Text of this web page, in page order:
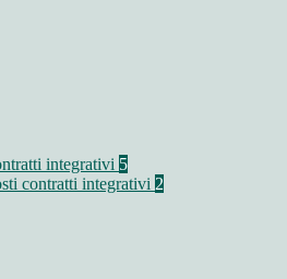
integrativi 5
contratti integrativi 2